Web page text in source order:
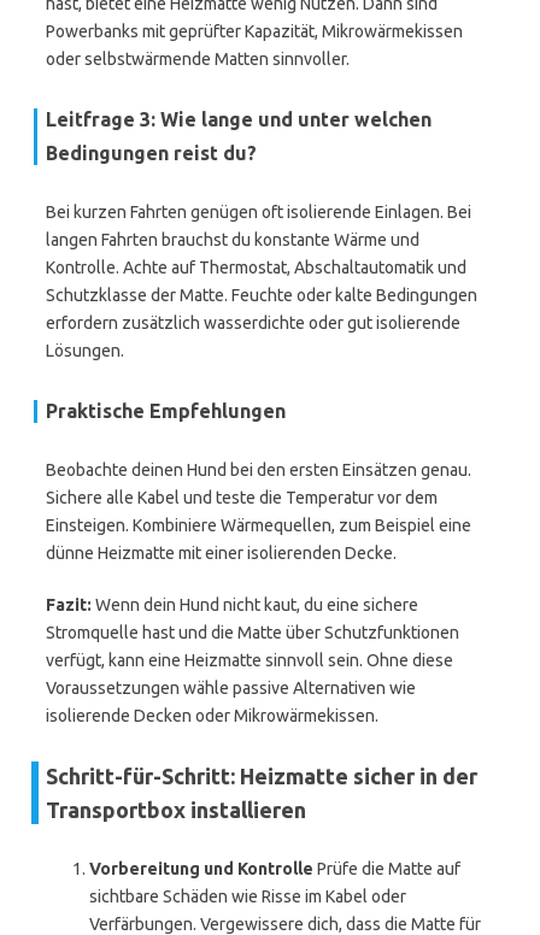
Powerbanks mit geprüfter Kapazität, Mikrowärmekissen
oder selbstwärmende Matten sinnvoller.
Leitfrage 3: Wie lange und unter welchen
Bedingungen reist du?
Bei kurzen Fahrten genügen oft isolierende Einlagen. Bei
langen Fahrten brauchst du konstante Wärme und
Kontrolle. Achte auf Thermostat, Abschaltautomatik und
Schutzklasse der Matte. Feuchte oder kalte Bedingungen
erfordern zusätzlich wasserdichte oder gut isolierende
Lösungen.
Praktische Empfehlungen
Beobachte deinen Hund bei den ersten Einsätzen genau.
Sichere alle Kabel und teste die Temperatur vor dem
Einsteigen. Kombiniere Wärmequellen, zum Beispiel eine
dünne Heizmatte mit einer isolierenden Decke.
Fazit: Wenn dein Hund nicht kaut, du eine sichere
Stromquelle hast und die Matte über Schutzfunktionen
verfügt, kann eine Heizmatte sinnvoll sein. Ohne diese
Voraussetzungen wähle passive Alternativen wie
isolierende Decken oder Mikrowärmekissen.
Schritt-für-Schritt: Heizmatte sicher in der
Transportbox installieren
Vorbereitung und Kontrolle Prüfe die Matte auf
sichtbare Schäden wie Risse im Kabel oder
Verfärbungen. Vergewissere dich, dass die Matte für